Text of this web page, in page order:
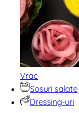
Vrac
Sosuri salate
Dressing-uri